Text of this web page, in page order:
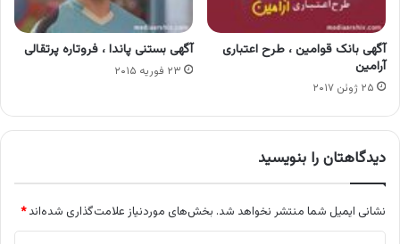
آگهی بانک قوامین ، طرح‌ اعتباری
آرامین
۲۵ ژوئن ۲۰۱۷
آگهی بستنی پاندا ، فروتاره پرتقالی
۲۳ فوریه ۲۰۱۵
دیدگاهتان را بنویسید
نشانی ایمیل شما منتشر نخواهد شد. بخش‌های موردنیاز علامت‌گذاری شده‌اند*